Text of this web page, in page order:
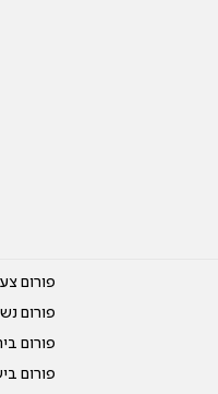
פורום
פורום
פורום
פורום